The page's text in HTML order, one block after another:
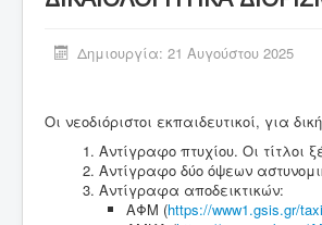
Δημιουργία: 21 Αυγούστου 2025
Οι νεοδιόριστοι εκπαιδευτικοί, για
Αντίγραφο πτυχίου. Οι
Αντίγραφο δύο όψεων
Αντίγραφα αποδεικτικών:
ΑΦΜ (https://www1.gsis.gr/